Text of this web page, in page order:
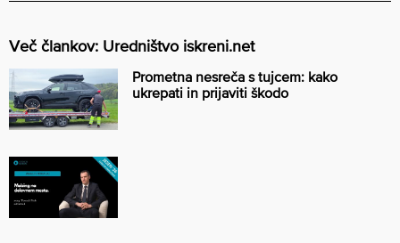
Več člankov: Uredništvo iskreni.net
Prometna nesreča s tujcem: kako
ukrepati in prijaviti škodo